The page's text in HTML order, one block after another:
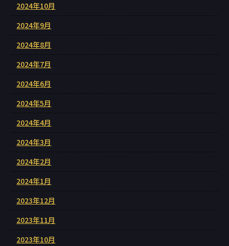
2024年10月
2024年9月
2024年8月
2024年7月
2024年6月
2024年5月
2024年4月
2024年3月
2024年2月
2024年1月
2023年12月
2023年11月
2023年10月